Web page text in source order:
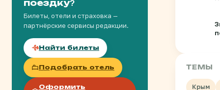
поездку?
Билеты, отели и страховка —
партнёрские сервисы редакции.
Найти билеты
Подобрать отель
Оформить
ТЕМЫ
Крым